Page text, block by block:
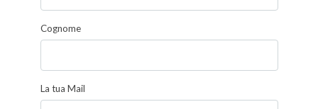
Cognome
La tua Mail